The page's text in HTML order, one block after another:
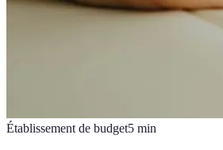
Établissement de budget5 min